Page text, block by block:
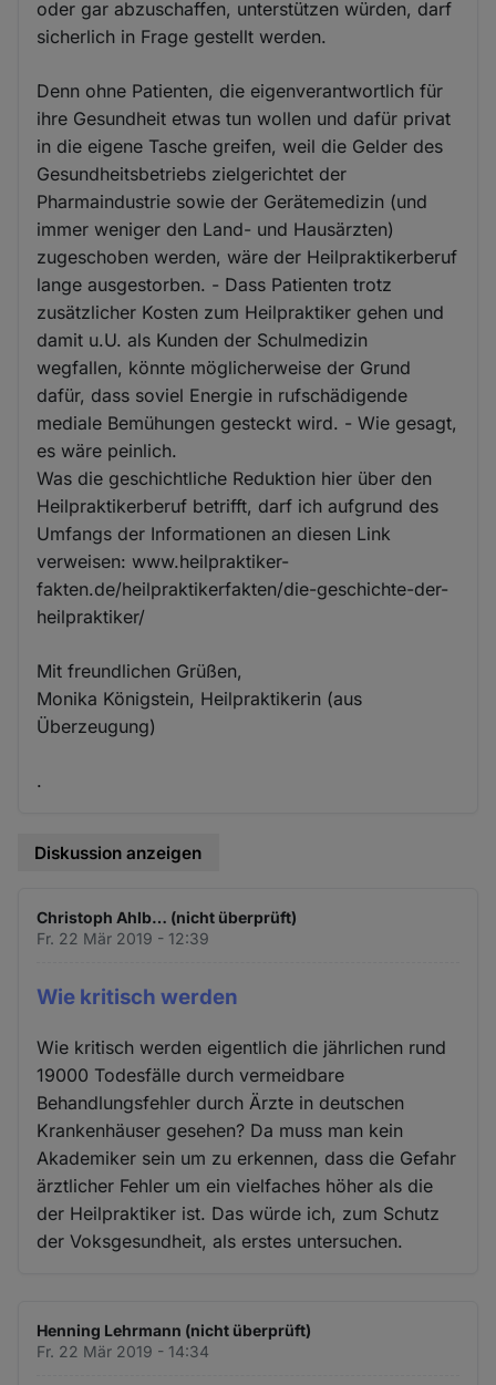
oder gar abzuschaffen, unterstützen würden, darf
sicherlich in Frage gestellt werden.
Denn ohne Patienten, die eigenverantwortlich für
ihre Gesundheit etwas tun wollen und dafür privat
in die eigene Tasche greifen, weil die Gelder des
Gesundheitsbetriebs zielgerichtet der
Pharmaindustrie sowie der Gerätemedizin (und
immer weniger den Land- und Hausärzten)
zugeschoben werden, wäre der Heilpraktikerberuf
lange ausgestorben. - Dass Patienten trotz
zusätzlicher Kosten zum Heilpraktiker gehen und
damit u.U. als Kunden der Schulmedizin
wegfallen, könnte möglicherweise der Grund
dafür, dass soviel Energie in rufschädigende
mediale Bemühungen gesteckt wird. - Wie gesagt,
es wäre peinlich.
Was die geschichtliche Reduktion hier über den
Heilpraktikerberuf betrifft, darf ich aufgrund des
Umfangs der Informationen an diesen Link
verweisen: www.heilpraktiker-
fakten.de/heilpraktikerfakten/die-geschichte-der-
heilpraktiker/
Mit freundlichen Grüßen,
Monika Königstein, Heilpraktikerin (aus
Überzeugung)
.
Diskussion anzeigen
Christoph Ahlb… (nicht überprüft)
Fr. 22 Mär 2019 - 12:39
Wie kritisch werden
Wie kritisch werden eigentlich die jährlichen rund
19000 Todesfälle durch vermeidbare
Behandlungsfehler durch Ärzte in deutschen
Krankenhäuser gesehen? Da muss man kein
Akademiker sein um zu erkennen, dass die Gefahr
ärztlicher Fehler um ein vielfaches höher als die
der Heilpraktiker ist. Das würde ich, zum Schutz
der Voksgesundheit, als erstes untersuchen.
Henning Lehrmann (nicht überprüft)
Fr. 22 Mär 2019 - 14:34